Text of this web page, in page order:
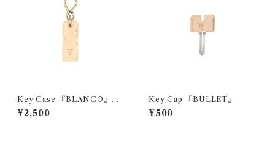
Key Case 『BLANCO』
（ヌメ革）
¥2,500
Key Cap 『BULLET』
¥500